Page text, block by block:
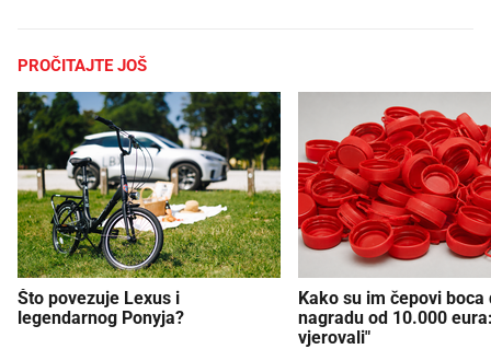
PROČITAJTE JOŠ
Što povezuje Lexus i
legendarnog Ponyja?
Kako su im čepovi boca
nagradu od 10.000
vjerovali"